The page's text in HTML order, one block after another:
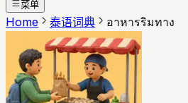
菜单
Home 泰语词典 อาหารริมทาง